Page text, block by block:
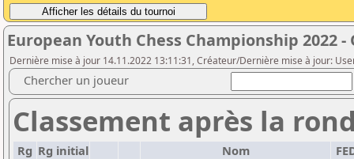
European Youth Chess Championship 2022 -
Dernière mise à jour 14.11.2022 13:11:31, Créateur/Dernière mise à jour:
Chercher un joueur
Classement après la
Rg Rg initial Nom